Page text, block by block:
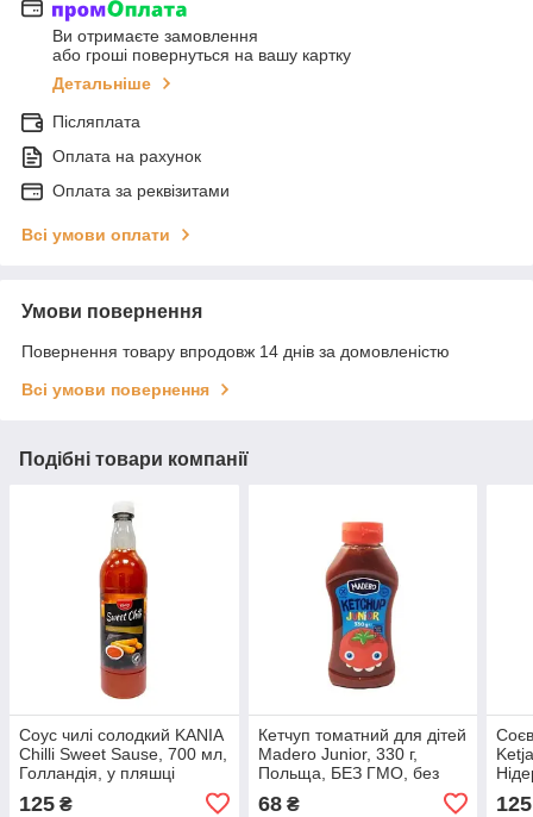
Ви отримаєте замовлення
або гроші повернуться на вашу картку
Детальніше
Післяплата
Оплата на рахунок
Оплата за реквізитами
Всі умови оплати
Умови повернення
Повернення товару впродовж 14 днів за домовленістю
Всі умови повернення
Подібні товари компанії
Соус чилі солодкий KANIA
Chilli Sweet Sause, 700 мл,
Голландія, у пляшці
125 ₴
Кетчуп томатний для дітей
Madero Junior, 330 г,
Польща, БЕЗ ГМО, без
68₴ 125